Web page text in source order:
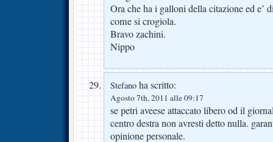
Ora che ha i galloni della citazione ed e’
come si crogiola.
Bravo zachini.
Nippo
Stefano ha scritto:
Agosto 7th, 2011 alle 09:17
se petri aveese attaccato libero od il
centro destra non avresti detto nulla.
opinione personale.